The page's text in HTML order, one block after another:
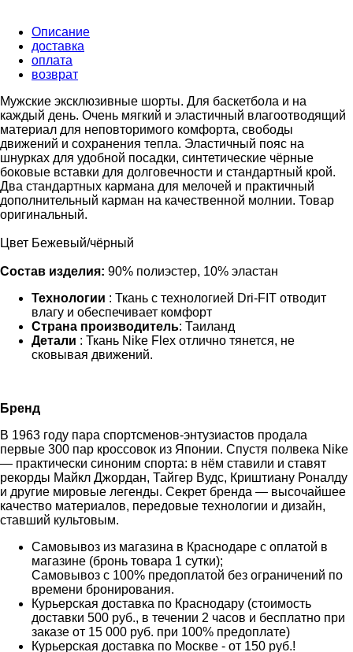
Описание
доставка
оплата
возврат
Мужские эксклюзивные шорты. Для баскетбола и на
каждый день. Очень мягкий и эластичный влагоотводящий
материал для неповторимого комфорта, свободы
движений и сохранения тепла. Эластичный пояс на
шнурках для удобной посадки, синтетические чёрные
боковые вставки для долговечности и стандартный крой.
Два стандартных кармана для мелочей и практичный
дополнительный карман на качественной молнии. Товар
оригинальный.
Цвет Бежевый/чёрный
Состав изделия: 90% полиэстер, 10% эластан
Технологии : Ткань с технологией Dri-FIT отводит
влагу и обеспечивает комфорт
Страна производитель: Таиланд
Детали : Ткань Nike Flex отлично тянется, не
сковывая движений.
Бренд
В 1963 году пара спортсменов-энтузиастов продала
первые 300 пар кроссовок из Японии. Спустя полвека Nike
— практически синоним спорта: в нём ставили и ставят
рекорды Майкл Джордан, Тайгер Вудс, Криштиану Роналду
и другие мировые легенды. Секрет бренда — высочайшее
качество материалов, передовые технологии и дизайн,
ставший культовым.
Самовывоз из магазина в Краснодаре с оплатой в
магазине (бронь товара 1 сутки);
Самовывоз с 100% предоплатой без ограничений по
времени бронирования.
Курьерская доставка по Краснодару (стоимость
доставки 500 руб., в течении 2 часов и бесплатно при
заказе от 15 000 руб. при 100% предоплате)
Курьерская доставка по Москве - от 150 руб.!